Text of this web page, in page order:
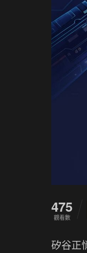
475
觀看數
矽谷正